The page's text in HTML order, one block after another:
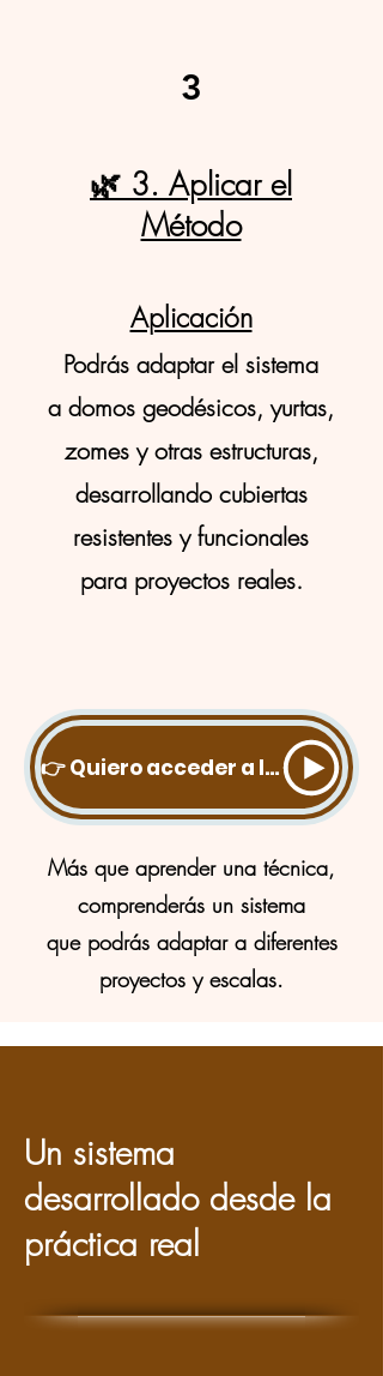
3
🌿 3. Aplicar el
Método
Aplicación
Podrás adaptar el sistema
a domos geodésicos, yurtas,
zomes y otras estructuras,
desarrollando cubiertas
resistentes y funcionales
para proyectos reales.
👉 Quiero acceder a la Especialización
Más que aprender una técnica,
comprenderás un sistema
que podrás adaptar a diferentes
proyectos y escalas.
Un sistema
desarrollado desde la
práctica real